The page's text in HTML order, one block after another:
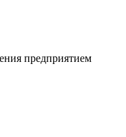
предприятием